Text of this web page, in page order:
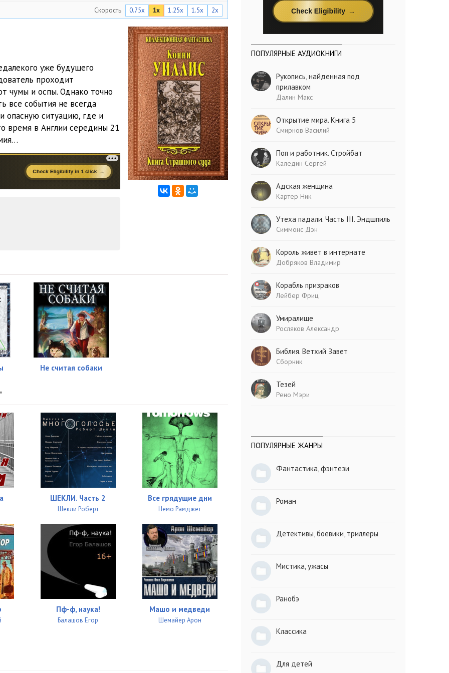
31:03
02:29
34:35
00:42
36:43
18:54
00:14
35:59
22:27
43:00
09:18
38:30
41:35
37:40
11:21
38:55
38:10
03:32
Скорость 0.75x 1x 1.25x 1.5x 2x
уже будущего
проходит
чумы и оспы. Однако точно
все события не всегда
опасную ситуацию, где и
время в Англии середины 21
Не считая собаки
"
ШЕКЛИ. Часть 2
Шекли Роберт
Все грядущие дни
Немо Рамджет
Пф-ф, наука!
Балашов Егор
Машо и медведи
Шемайер Арон
ПОПУЛЯРНЫЕ АУДИОКНИГИ
Рукопись, найденная под
прилавком
Далин Макс
Открытие мира. Книга 5
Смирнов Василий
Поп и работник. Стройбат
Каледин Сергей
Адская женщина
Картер Ник
Утеха падали. Часть III. Эндшпиль
Симмонс Дэн
Король живет в интернате
Добряков Владимир
Корабль призраков
Лейбер Фриц
Умиралище
Росляков Александр
Библия. Ветхий Завет
Сборник
Тезей
Рено Мэри
ПОПУЛЯРНЫЕ ЖАНРЫ
Фантастика, фэнтези
Роман
Детективы, боевики, триллеры
Мистика, ужасы
Ранобэ
Классика
Для детей